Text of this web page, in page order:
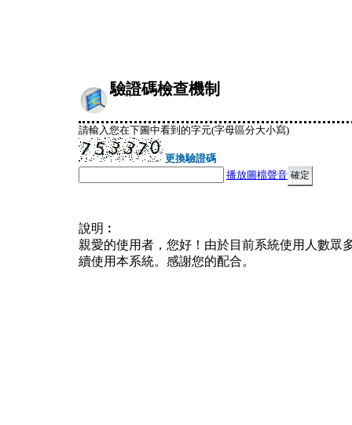
驗證碼檢查機制
請輸入您在下圖中看到的字元(字母區分大小寫)
更換驗證碼
播放圖檔聲音
說明︰
親愛的使用者，您好！由於目前系統使用人數眾
續使用本系統。感謝您的配合。